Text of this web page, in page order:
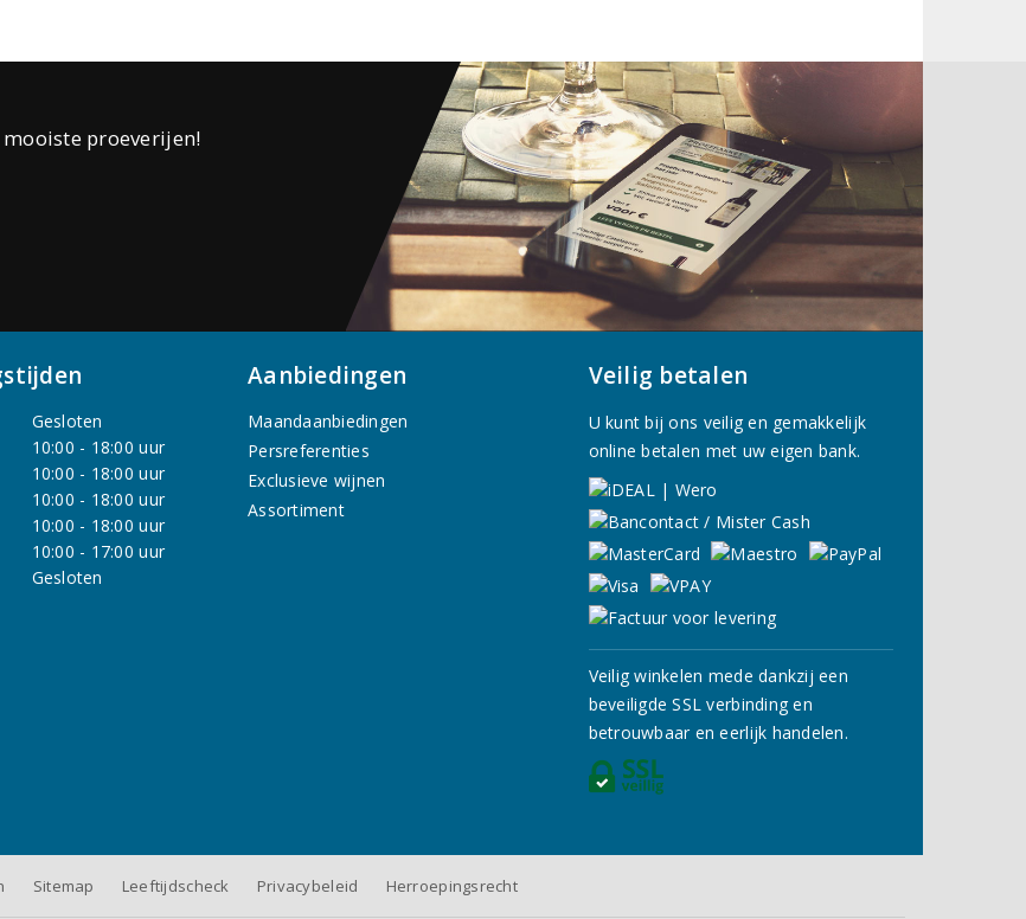
proeverijen!
Gesloten
10:00 - 18:00 uur
10:00 - 18:00 uur
10:00 - 18:00 uur
10:00 - 18:00 uur
10:00 - 17:00 uur
Gesloten
Aanbiedingen
Maandaanbiedingen
Persreferenties
Exclusieve wijnen
Assortiment
Veilig betalen
U kunt bij ons veilig en gemakkelijk
online betalen met uw eigen bank.
Veilig winkelen mede dankzij een
beveiligde SSL verbinding en
betrouwbaar en eerlijk handelen.
Sitemap Leeftijdscheck Privacybeleid Herroepingsrecht